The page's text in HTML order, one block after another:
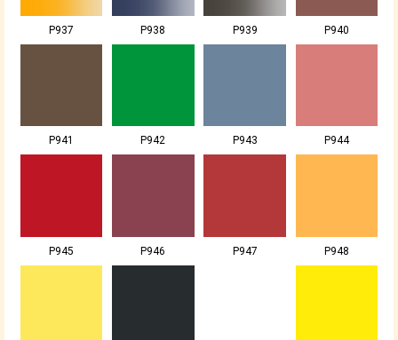
P937 P938 P939 P940
P941 P942 P943 P944
P945 P946 P947 P948